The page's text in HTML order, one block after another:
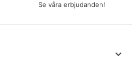
Se våra erbjudanden!
